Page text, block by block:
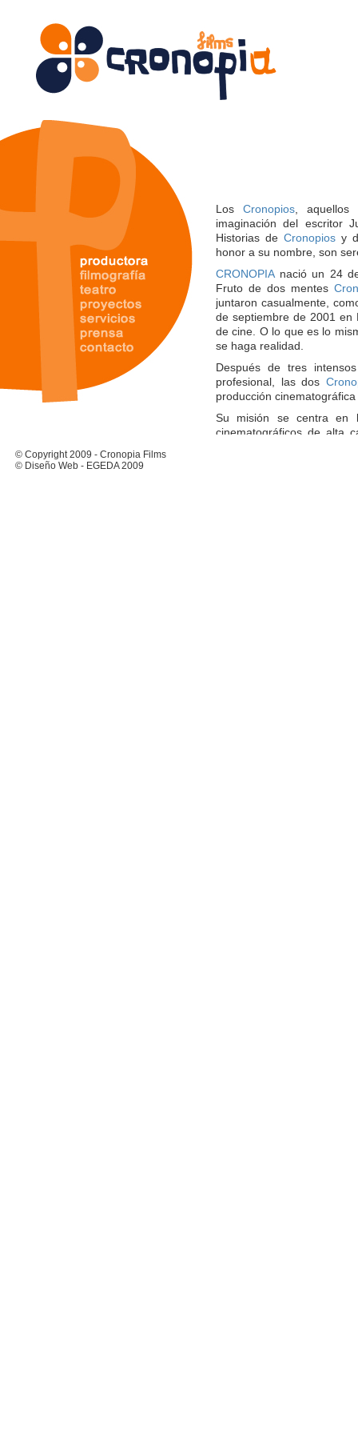
Los Cronopios ,
imaginación del escritor
Historias de Cronopiosy
honor a su nombre, son
CRONOPIAnació un 24
Fruto de dos mentes
juntaron casualmente,
de septiembre de 2001 en
de cine. O lo que es lo
se haga realidad.
Después de tres
profesional, las dos
producción
Su misión se centra en
cinematográficos de alta
© Copyright 2009 - Cronopia Films
© Diseño Web - EGEDA 2009